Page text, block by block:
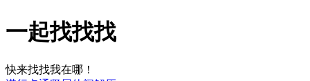
一起找找找
快来找找我在哪！